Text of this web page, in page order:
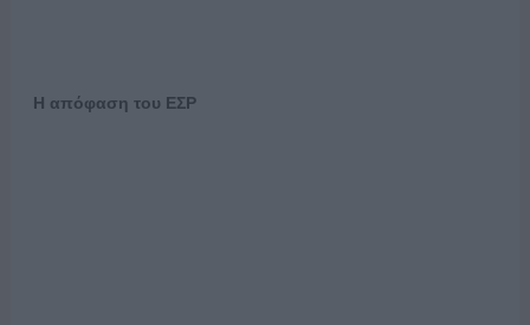
Η απόφαση του ΕΣΡ